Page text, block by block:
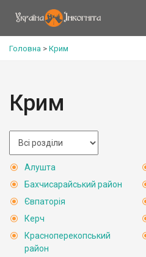
Головна > Крим
Крим
Алушта
Бахчисарайський район
Євпаторія
Керч
Красноперекопський
район